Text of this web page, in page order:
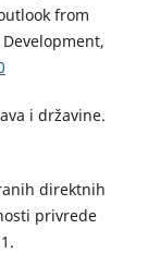
from
i državine.
direktnih
privrede